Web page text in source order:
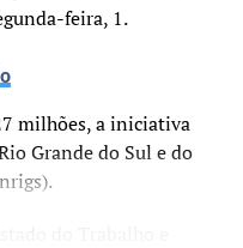
feira, 1.
milhões, a iniciativa
Grande do Sul e do